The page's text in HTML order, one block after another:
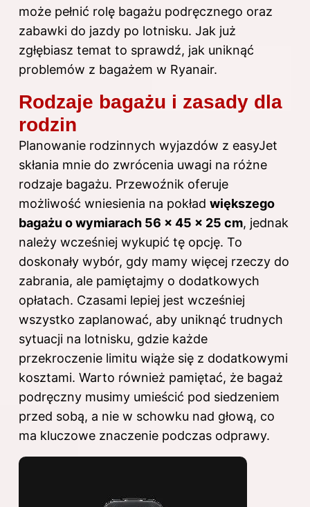
może pełnić rolę bagażu podręcznego oraz
zabawki do jazdy po lotnisku. Jak już
zgłębiasz temat to sprawdź, jak uniknąć
problemów z bagażem w Ryanair.
Rodzaje bagażu i zasady dla
rodzin
Planowanie rodzinnych wyjazdów z easyJet
skłania mnie do zwrócenia uwagi na różne
rodzaje bagażu. Przewoźnik oferuje
możliwość wniesienia na pokład większego
bagażu o wymiarach 56 x 45 x 25 cm, jednak
należy wcześniej wykupić tę opcję. To
doskonały wybór, gdy mamy więcej rzeczy do
zabrania, ale pamiętajmy o dodatkowych
opłatach. Czasami lepiej jest wcześniej
wszystko zaplanować, aby uniknąć trudnych
sytuacji na lotnisku, gdzie każde
przekroczenie limitu wiąże się z dodatkowymi
kosztami. Warto również pamiętać, że bagaż
podręczny musimy umieścić pod siedzeniem
przed sobą, a nie w schowku nad głową, co
ma kluczowe znaczenie podczas odprawy.